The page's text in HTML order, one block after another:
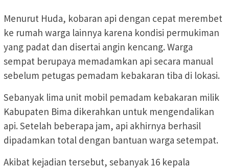
Menurut Huda, kobaran api dengan cepat merembet
ke rumah warga lainnya karena kondisi permukiman
yang padat dan disertai angin kencang. Warga
sempat berupaya memadamkan api secara manual
sebelum petugas pemadam kebakaran tiba di lokasi.
Sebanyak lima unit mobil pemadam kebakaran milik
Kabupaten Bima dikerahkan untuk mengendalikan
api. Setelah beberapa jam, api akhirnya berhasil
dipadamkan total dengan bantuan warga setempat.
Akibat kejadian tersebut, sebanyak 16 kepala